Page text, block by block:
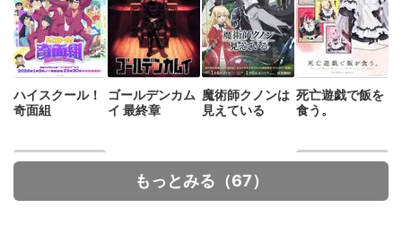
ハイスクール！
奇面組
ゴールデンカム
イ 最終章
魔術師クノンは
見えている
死亡遊戯で飯を
食う。
もっとみる（67）